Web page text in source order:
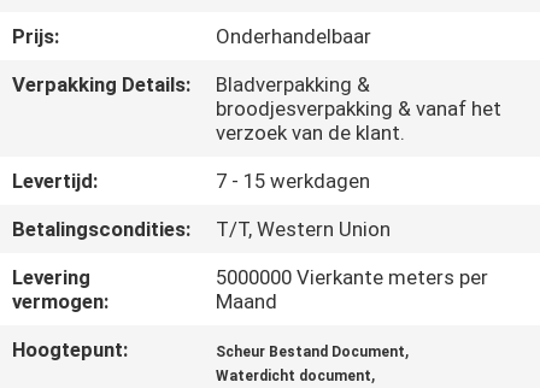
MET
ONS
NIEUWS
GEVALLEN
SITEMAP
Prijs:
Onderhandelbaar
Verpakking Details:
Bladverpakking &
broodjesverpakking & vanaf het
verzoek van de klant.
Levertijd:
7 - 15 werkdagen
Betalingscondities:
T/T, Western Union
Levering
vermogen:
5000000 Vierkante meters per
Maand
Hoogtepunt:
Scheur Bestand Document,
Waterdicht document,